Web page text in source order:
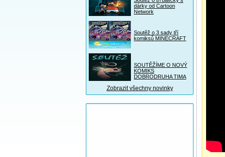
dárky od Cartoon
Network
Soutěž o 3 sady tří
komiksů MINECRAFT
SOUTĚŽÍME O NOVÝ
KOMIKS
DOBRODRUHA TIMA
Zobrazit všechny novinky